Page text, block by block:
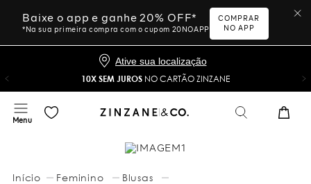
Baixe o app e ganhe 20% OFF*
*Na sua primeira compra com o cupom 20NOAPP
COMPRAR
NO APP
Ative sua localização
10X SEM JUROS NO CARTÃO ZINZANE
Feminino Blusas